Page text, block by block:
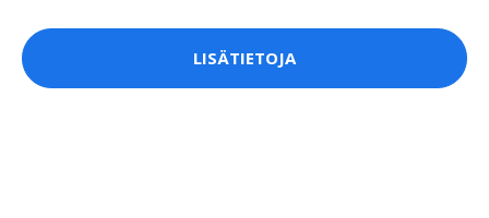
LISÄTIETOJA